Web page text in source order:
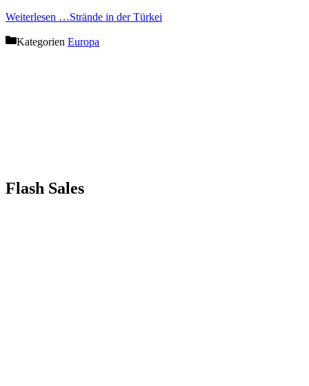
Weiterlesen …Strände in der Türkei
Kategorien Europa
Flash Sales